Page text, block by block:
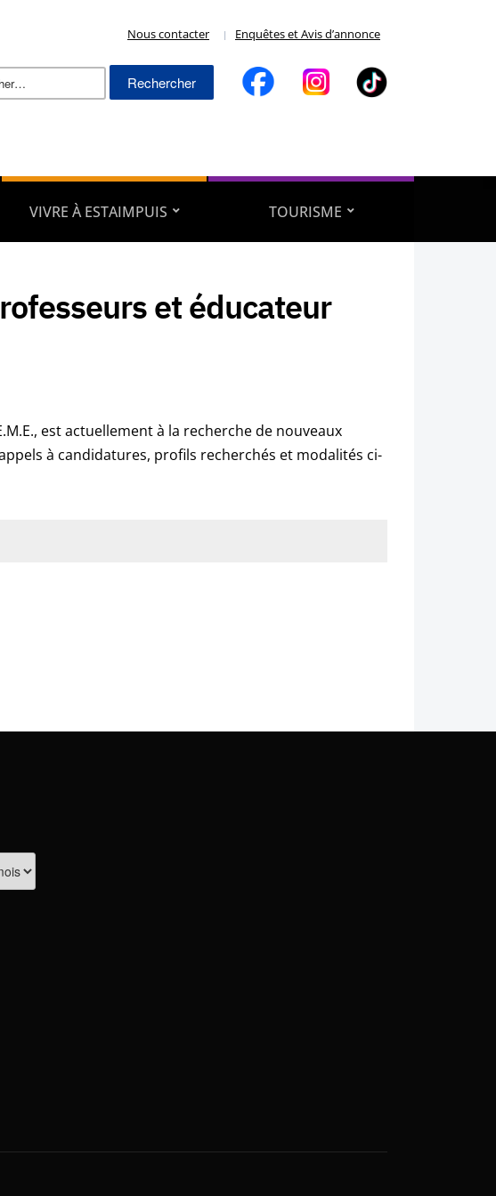
Nous contacter Enquêtes et Avis d’annonce
Rechercher :
VIVRE À ESTAIMPUIS TOURISME
et éducateur
est actuellement à la recherche de nouveaux
à candidatures, profils recherchés et modalités ci-